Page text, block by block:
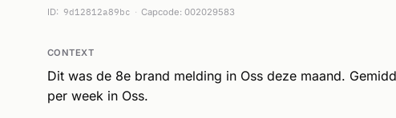
ID: 9d12812a89bc Capcode: 002029583
CONTEXT
Dit was de 8e brand melding in Oss deze maand.
per week in Oss.